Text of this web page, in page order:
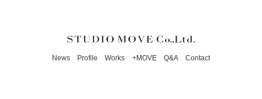
News Profile Works +MOVE Q&A Contact